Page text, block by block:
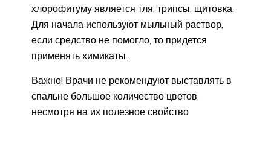
хлорофитуму является тля, трипсы, щитовка.
Для начала используют мыльный раствор,
если средство не помогло, то придется
применять химикаты.
Важно! Врачи не рекомендуют выставлять в
спальне большое количество цветов,
несмотря на их полезное свойство